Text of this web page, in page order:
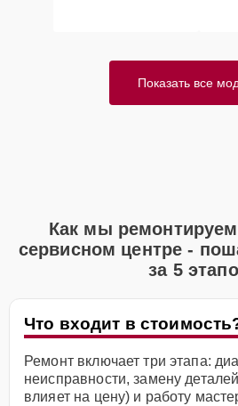
Показать все
Как мы
сервисном центре -
за 5
Что входит в
Ремонт включает три этапа:
неисправности, замену
влияет на цену) и работу